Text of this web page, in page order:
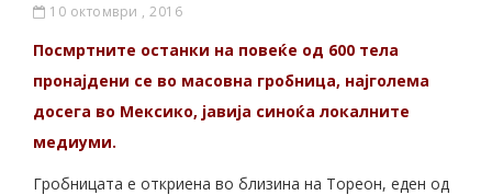
10 октомври , 2016
Посмртните останки на повеќе од 600 тела
пронајдени се во масовна гробница, најголема
досега во Мексико, јавија синоќа локалните
медиуми.
Гробницата е откриена во близина на Тореон, еден од